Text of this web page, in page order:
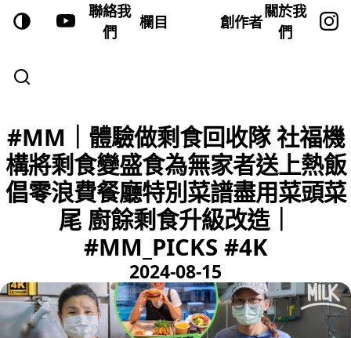
聯絡我
們
欄目 創作者
關於我
們
#MM｜體驗做剩食回收隊 社福機
構將剩食變盛食為無家者送上熱飯
倡零浪費餐廳特別菜譜盡用菜頭菜
尾 廚餘剩食升級改造｜
#MM_PICKS #4K
2024-08-15